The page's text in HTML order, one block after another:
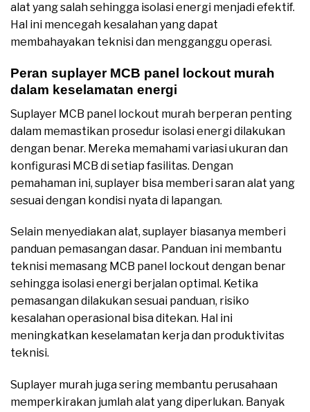
alat yang salah sehingga isolasi energi menjadi efektif.
Hal ini mencegah kesalahan yang dapat
membahayakan teknisi dan mengganggu operasi.
Peran suplayer MCB panel lockout murah
dalam keselamatan energi
Suplayer MCB panel lockout murah berperan penting
dalam memastikan prosedur isolasi energi dilakukan
dengan benar. Mereka memahami variasi ukuran dan
konfigurasi MCB di setiap fasilitas. Dengan
pemahaman ini, suplayer bisa memberi saran alat yang
sesuai dengan kondisi nyata di lapangan.
Selain menyediakan alat, suplayer biasanya memberi
panduan pemasangan dasar. Panduan ini membantu
teknisi memasang MCB panel lockout dengan benar
sehingga isolasi energi berjalan optimal. Ketika
pemasangan dilakukan sesuai panduan, risiko
kesalahan operasional bisa ditekan. Hal ini
meningkatkan keselamatan kerja dan produktivitas
teknisi.
Suplayer murah juga sering membantu perusahaan
memperkirakan jumlah alat yang diperlukan. Banyak